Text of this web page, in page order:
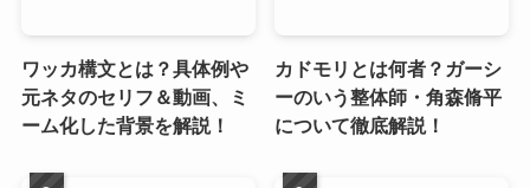
ワッカ構文とは？具体例や
元ネタのセリフ＆動画、ミ
ーム化した背景を解説！
カドモリとは何者？ガーシ
ーのいう整体師・角森脩平
について徹底解説！